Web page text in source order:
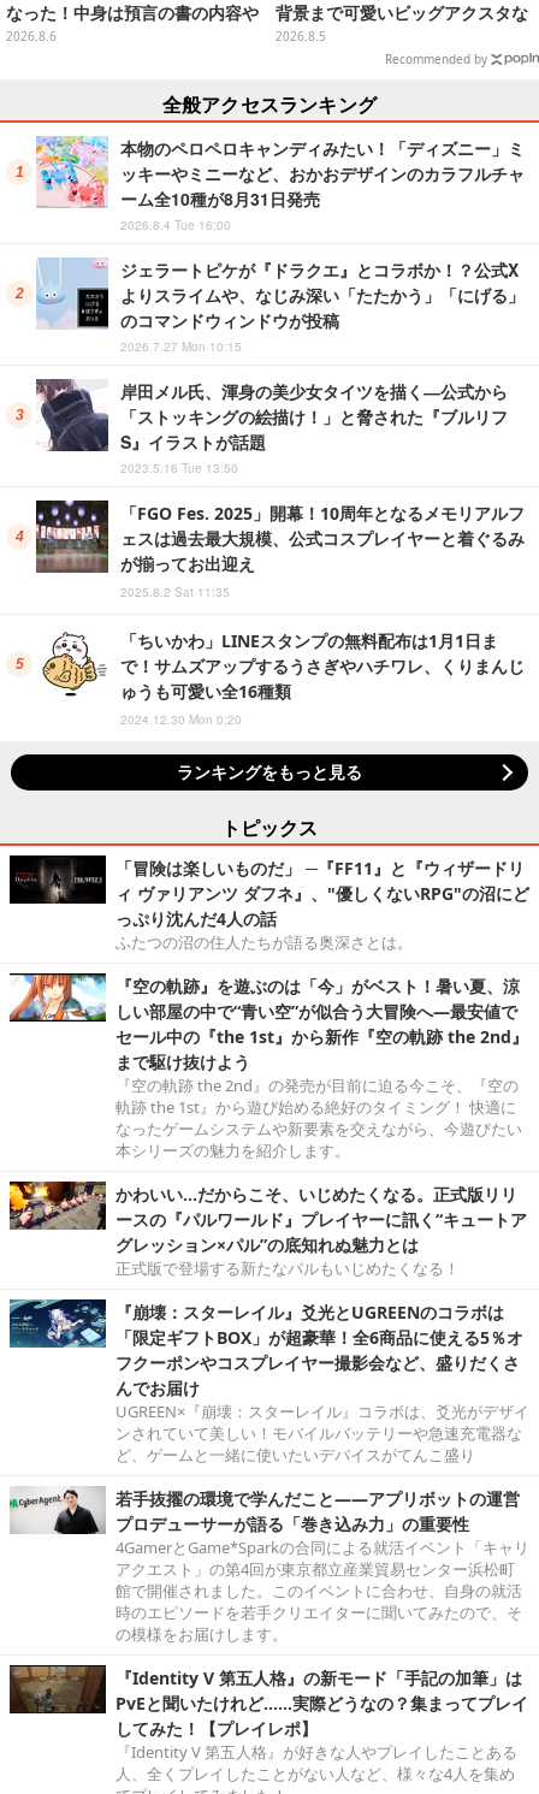
なった！中身は預言の書の内容や
アニメ総柄デザインをプリント
2026.8.6
背景まで可愛いビッグアクスタな
ど
2026.8.5
Recommended by
全般アクセスランキング
本物のペロペロキャンディみたい！「ディズニー」ミ
ッキーやミニーなど、おかおデザインのカラフルチャ
ーム全10種が8月31日発売
2026.8.4 Tue 16:00
ジェラートピケが『ドラクエ』とコラボか！？公式X
よりスライムや、なじみ深い「たたかう」「にげる」
のコマンドウィンドウが投稿
2026.7.27 Mon 10:15
岸田メル氏、渾身の美少女タイツを描く―公式から
「ストッキングの絵描け！」と脅された『ブルリフ
S』イラストが話題
2023.5.16 Tue 13:50
「FGO Fes. 2025」開幕！10周年となるメモリアルフ
ェスは過去最大規模、公式コスプレイヤーと着ぐるみ
が揃ってお出迎え
2025.8.2 Sat 11:35
「ちいかわ」LINEスタンプの無料配布は1月1日ま
で！サムズアップするうさぎやハチワレ、くりまんじ
ゅうも可愛い全16種類
2024.12.30 Mon 0:20
ランキングをもっと見る
トピックス
「冒険は楽しいものだ」 ─『FF11』と『ウィザードリ
ィ ヴァリアンツ ダフネ』、"優しくないRPG"の沼にど
っぷり沈んだ4人の話
ふたつの沼の住人たちが語る奥深さとは。
『空の軌跡』を遊ぶのは「今」がベスト！暑い夏、涼
しい部屋の中で“青い空”が似合う大冒険へ―最安値で
セール中の『the 1st』から新作『空の軌跡 the 2nd』
まで駆け抜けよう
『空の軌跡 the 2nd』の発売が目前に迫る今こそ、『空の
軌跡 the 1st』から遊び始める絶好のタイミング！ 快適に
なったゲームシステムや新要素を交えながら、今遊びたい
本シリーズの魅力を紹介します。
かわいい…だからこそ、いじめたくなる。正式版リリ
ースの『パルワールド』プレイヤーに訊く“キュートア
グレッション×パル”の底知れぬ魅力とは
正式版で登場する新たなパルもいじめたくなる！
『崩壊：スターレイル』爻光とUGREENのコラボは
「限定ギフトBOX」が超豪華！全6商品に使える5％オ
フクーポンやコスプレイヤー撮影会など、盛りだくさ
んでお届け
UGREEN×『崩壊：スターレイル』コラボは、爻光がデザイ
ンされていて美しい！モバイルバッテリーや急速充電器な
ど、ゲームと一緒に使いたいデバイスがてんこ盛り
若手抜擢の環境で学んだこと――アプリボットの運営
プロデューサーが語る「巻き込み力」の重要性
4GamerとGame*Sparkの合同による就活イベント「キャリ
アクエスト」の第4回が東京都立産業貿易センター浜松町
館で開催されました。このイベントに合わせ、自身の就活
時のエピソードを若手クリエイターに聞いてみたので、そ
の模様をお届けします。
『Identity V 第五人格』の新モード「手記の加筆」は
PvEと聞いたけれど……実際どうなの？集まってプレイ
してみた！【プレイレポ】
『Identity V 第五人格』が好きな人やプレイしたことある
人、全くプレイしたことがない人など、様々な4人を集め